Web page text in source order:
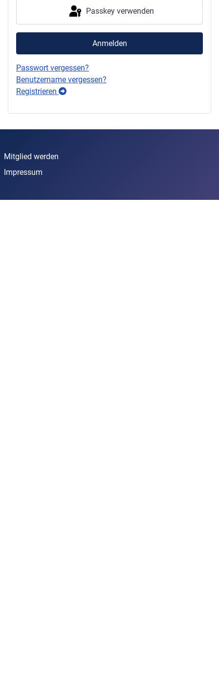
Passkey verwenden
Anmelden
Passwort vergessen?
Benutzername vergessen?
Registrieren
Mitglied werden
Impressum